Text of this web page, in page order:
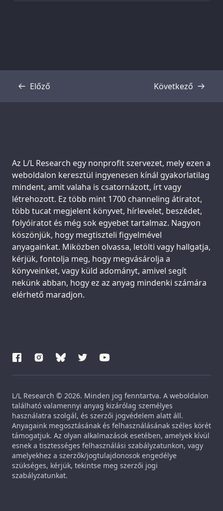
Előző
Átirat Következő
Átirat
Support us:
Az L/L Research egy nonprofit szervezet, mely ezen a
weboldalon keresztül ingyenesen kínál gyakorlatilag
mindent, amit valaha is csatornázott, írt vagy
létrehozott. Ez több mint 1700 channeling átiratot,
több tucat megjelent könyvet, hírlevelet, beszédet,
folyóiratot és még sok egyebet tartalmaz. Nagyon
köszönjük, hogy megtiszteli figyelmével
anyagainkat. Miközben olvassa, letölti vagy hallgatja,
kérjük, fontolja meg, hogy megvásárolja a
könyveinket, vagy küld adományt, amivel segít
nekünk abban, hogy ez az anyag mindenki számára
elérhető maradjon.
L/L Research © 2026. Minden jog fenntartva. A weboldalon
található valamennyi anyag kizárólag személyes
használatra szolgál, és szerzői jogvédelem alatt áll.
Anyagaink megosztásának és felhasználásának széles körét
támogatjuk. Az olyan alkalmazások esetében, amelyek kívül
esnek a tisztességes felhasználási szabályzatunkon, vagy
amelyekhez a szerzők/jogtulajdonosok engedélye
szükséges, kérjük, tekintse meg szerzői jogi
szabályzatunkat.